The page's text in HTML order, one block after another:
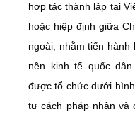
hợp tác thành lập tại
hoặc hiệp định giữa
ngoài, nhằm tiến hành
nền kinh tế quốc
được tổ chức dưới
tư cách pháp nhân và